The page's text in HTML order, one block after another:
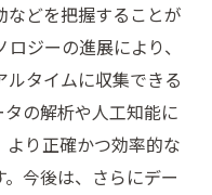
などを把握することが
ジーの進展により、
タイムに収集できる
の解析や人工知能に
り正確かつ効率的な
今後は、さらにデー